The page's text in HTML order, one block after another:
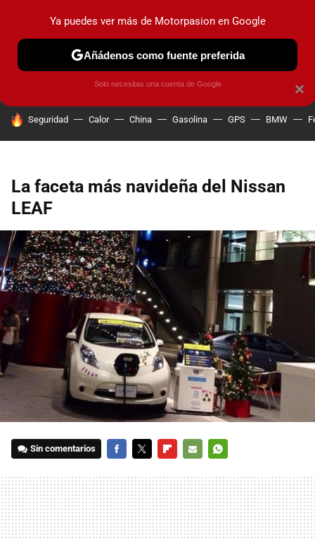
PRUEBAS COCHES ELÉCTRICOS OBSERVATORIO
HOY SE HABLA DE
Seguridad Calor China Gasolina GPS BMW
La faceta más navideña del Nissan
LEAF
Sin comentarios
MAIL
×
Ya puedes ver más de Motorpasion en Google
Añádenos como fuente preferida
Solo necesitas una cuenta de Google